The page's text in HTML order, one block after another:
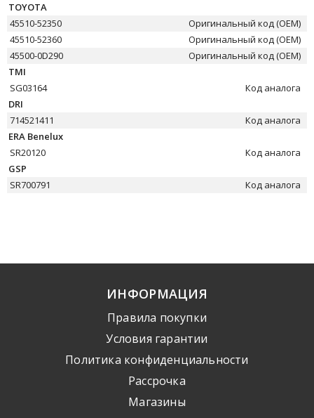
TOYOTA
45510-52350
Оригинальный код (OEM)
45510-52360
Оригинальный код (OEM)
45500-0D290
Оригинальный код (OEM)
TMI
SG03164
Код аналога
DRI
714521411
Код аналога
ERA Benelux
SR20120
Код аналога
GSP
SR700791
Код аналога
ИНФОРМАЦИЯ
Правила покупки
Условия гарантии
Политика конфиденциальности
Рассрочка
Mагазины